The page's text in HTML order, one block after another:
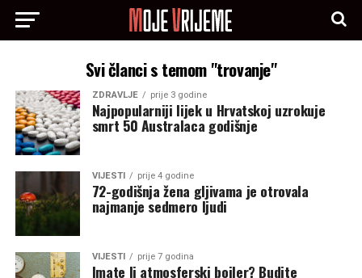
Svi članci s temom "trovanje"
ZDRAVLJE prije 3 godine
Najpopularniji lijek u Hrvatskoj uzrokuje
smrt 50 Australaca godišnje
VIJESTI prije 4 godine
72-godišnja žena gljivama je otrovala
najmanje sedmero ljudi
VIJESTI prije 7 godina
Imate li atmosferski bojler? Budite